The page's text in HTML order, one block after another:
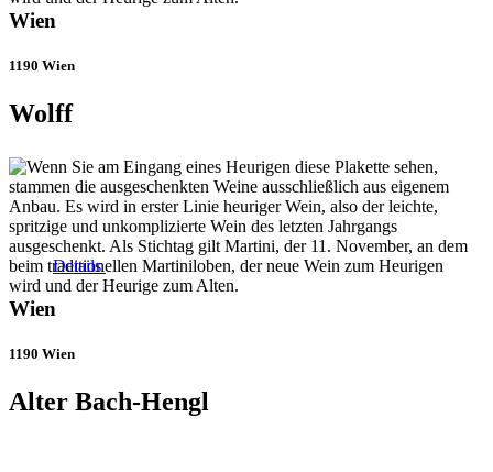
Wien
1190 Wien
Wolff
Details
Wien
1190 Wien
Alter Bach-Hengl